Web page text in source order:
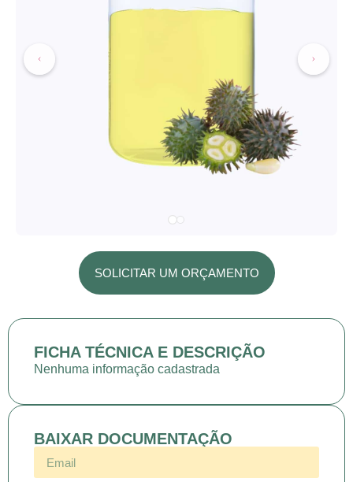
SOLICITAR UM ORÇAMENTO
FICHA TÉCNICA E DESCRIÇÃO
Nenhuma informação cadastrada
BAIXAR DOCUMENTAÇÃO